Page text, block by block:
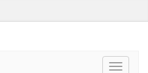
Toggle